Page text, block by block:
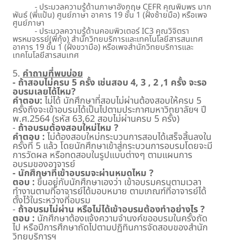
- ประมวลความรู้ด้านภาษาอังกฤษ CEFR คุณพิมพร มาก
พันธ์ (พี่แป้น) ศูนย์ภาษา อาคาร 19 ชั้น 1 (ฝั่งซ้ายมือ) หรือเพจ
ศูนย์ภาษา
- ประมวลความรู้ด้านคอมพิวเตอร์ IC3 คุณวิจิตรา
พรหมจรรย์(พี่กุ้ง) สำนักวิทยบริการและเทคโนโลยีสารสนเทศ
อาคาร 19 ชั้น 1 (ฝั่งขวามือ) หรือเพจสำนักวิทยบริการและ
เทคโนโลยีสารสนเทศ
5. คำถามที่พบบ่อย
- ถ้าสอบไม่ครบ 5 ครั้ง เช่นสอบ 4, 3 , 2 ,1 ครั้ง จะรอ
อบรมเลยได้ไหม?
คำตอบ: ไม่ได้ นักศึกษาที่สอบไม่ผ่านต้องสอบให้ครบ 5
ครั้งถึงจะเข้าอบรมได้เป็นไปตามประกาศมหาวิทยาลัยฯ ปี
พ.ศ.2564 (รหัส 63,62 สอบไม่ผ่านครบ 5 ครั้ง)
- ถ้าอบรมต้องสอบใหม่ไหม ?
คำตอบ : ไม่ต้องสอบใหม่กระบวนการสอบได้เสร็จสิ้นลงใน
ครั้งที่ 5 แล้ว โดยนักศึกษาเข้าสู่กระบวนการอบรมโดยจะมี
การวัดผล หรือทดสอบในรูปแบบต่างๆ ตามแผนการ
อบรมของอาจารย์
- นักศึกษาที่เข้าอบรมจะผ่านหมดไหม ?
ตอบ : ขึ้นอยู่กับนักศึกษาเองว่า เข้าอบรมครบตามเวลา
ทำงานตามที่อาจารย์ได้มอบหมาย ตามเกณฑ์ที่อาจารย์ได้
ตั้งไว้ในระหว่างที่อบรม
- ถ้าอบรมไม่ผ่าน หรือไม่ได้เข้าอบรมต้องทำอย่างไร ?
ตอบ : นักศึกษาต้องแจ้งความจำนงค์ขออบรมในครั้งถัด
ไป หรือปีการศึกษาถัดไปตามปฏิทินการจัดสอบของสำนัก
วิทยบริการฯ